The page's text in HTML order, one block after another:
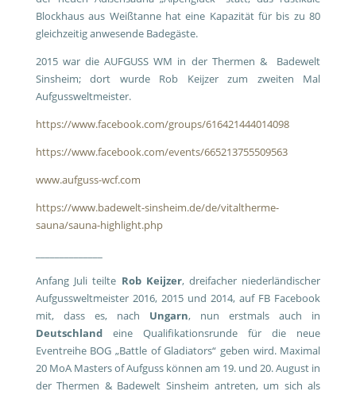
Blockhaus aus Weißtanne hat eine Kapazität für bis zu 80
gleichzeitig anwesende Badegäste.
2015 war die AUFGUSS WM in der Thermen & Badewelt
Sinsheim; dort wurde Rob Keijzer zum zweiten Mal
Aufgussweltmeister.
https://www.facebook.com/groups/616421444014098
https://www.facebook.com/events/665213755509563
www.aufguss-wcf.com
https://www.badewelt-sinsheim.de/de/vitaltherme-
sauna/sauna-highlight.php
Anfang Juli teilte Rob Keijzer, dreifacher niederländischer
Aufgussweltmeister 2016, 2015 und 2014, auf FB Facebook
mit, dass es, nach Ungarn, nun erstmals auch in
Deutschlandeine Qualifikationsrunde für die neue
Eventreihe BOG „Battle of Gladiators“ geben wird. Maximal
20 MoA Masters of Aufguss können am 19. und 20. August in
der Thermen & Badewelt Sinsheim antreten, um sich als